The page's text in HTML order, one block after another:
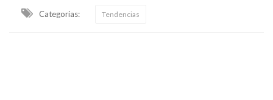
Categorias: Tendencias